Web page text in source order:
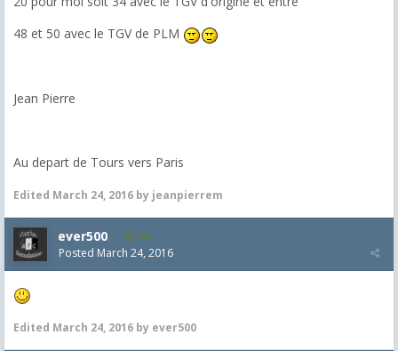
48 et 50 avec le TGV de PLM
Jean Pierre
Au depart de Tours vers Paris
Edited March 24, 2016 by jeanpierrem
ever500 295
Posted March 24, 2016
Edited March 24, 2016 by ever500